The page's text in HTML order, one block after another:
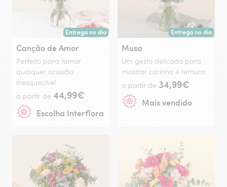
Entrega no dia
Entrega hoje ou na data à tua escolha.
Canção de Amor
Perfeito para tornar
qualquer ocasião
inesquecível
a partir de 44,99€
Escolha Interflora
Entrega no dia
Entrega hoje ou na
Musa
Um gesto delicado para
mostrar carinho e ternura
a partir de 34,99€
Mais vendido